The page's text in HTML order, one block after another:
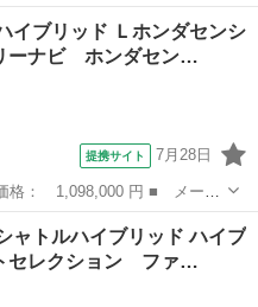
■ グレード名： ホーム
ｎｄａ販売店全国保証２
イブリッド Ｌホンダセンシ
ーナビ ホンダセン…
提携サイト 7月28日
イブリッド ■ グレード
ーナビ ホンダセンシング
ャトルハイブリッド ハイブ
セレクション ファ…